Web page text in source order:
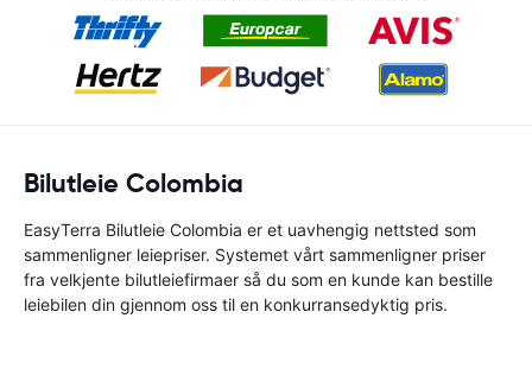
Bilutleie Colombia
EasyTerra Bilutleie Colombia er et uavhengig nettsted som
sammenligner leiepriser. Systemet vårt sammenligner priser
fra velkjente bilutleiefirmaer så du som en kunde kan bestille
leiebilen din gjennom oss til en konkurransedyktig pris.